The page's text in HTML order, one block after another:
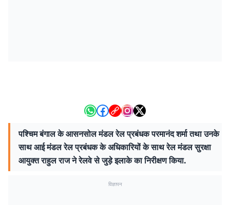
पश्चिम बंगाल के आसनसोल मंडल रेल प्रबंधक परमानंद शर्मा तथा उनके
साथ आई मंडल रेल प्रबंधक के अधिकारियों के साथ रेल मंडल सुरक्षा
आयुक्त राहुल राज ने रेलवे से जुड़े इलाके का निरीक्षण किया.
विज्ञापन